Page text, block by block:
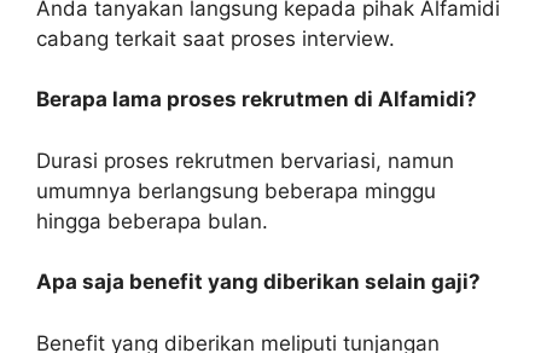
Anda tanyakan langsung kepada pihak Alfamidi
cabang terkait saat proses interview.
Berapa lama proses rekrutmen di Alfamidi?
Durasi proses rekrutmen bervariasi, namun
umumnya berlangsung beberapa minggu
hingga beberapa bulan.
Apa saja benefit yang diberikan selain gaji?
Benefit yang diberikan meliputi tunjangan